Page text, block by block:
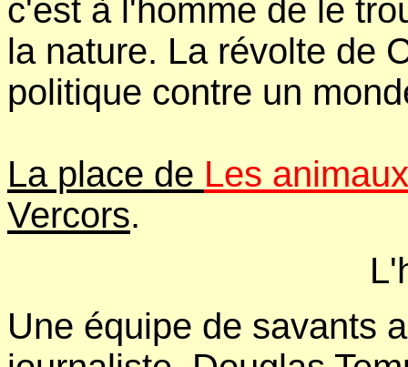
c'est à l'homme de le
la nature. La révolte de
politique contre un
La place de Les
Vercors.
Une équipe de savants